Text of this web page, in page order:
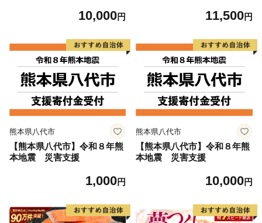
10,000円
4313] 魚 魚介類 鮭 お刺し身
介
11,500円
熊本県八代市
【熊本県八代市】令和８年熊
本地震 災害支援
1,000円
熊本県八代市
【熊本県八代市】令和８年熊
本地震 災害支援
10,000円